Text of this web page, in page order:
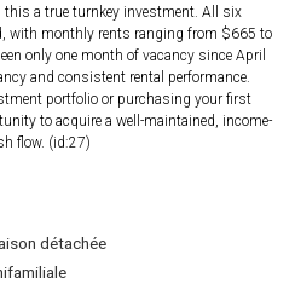
this a true turnkey investment. All six
with monthly rents ranging from $665 to
only one month of vacancy since April
and consistent rental performance.
portfolio or purchasing your first
to acquire a well-maintained, income-
flow. (id:27)
détachée